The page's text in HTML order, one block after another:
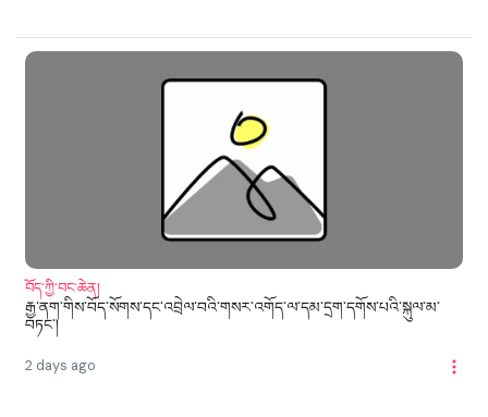
བོད་ཀྱི་བང་ཆེན།
རྒྱ་ནག་གིས་བོད་སོགས་དང་འབྲེལ་བའི་གསར་འགོད་ལ་དམ་དྲག་དགོས་པའི་སྐུལ་མ་
བཏང་།
2 days ago